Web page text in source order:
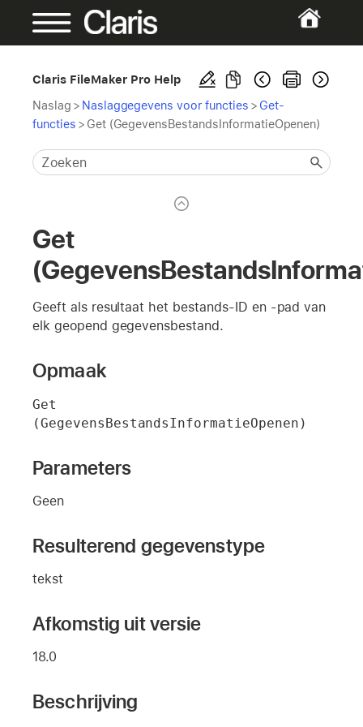
Claris FileMaker Pro Help
Naslag > Naslaggegevens voor functies > Get-
functies > Get (GegevensBestandsInformatieOpenen)
Get
Geeft als resultaat het bestands-ID en -pad van
elk geopend gegevensbestand.
Opmaak
Get
(GegevensBestandsInformatieOpenen)
Parameters
Geen
Resulterend gegevenstype
tekst
Afkomstig uit versie
18.0
Beschrijving